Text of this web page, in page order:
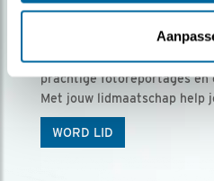
Ontvang 5 x Vogels
Vogels is het tijdschrift voor
prachtige fotoreportages en
Met jouw lidmaatschap help
WORD LID